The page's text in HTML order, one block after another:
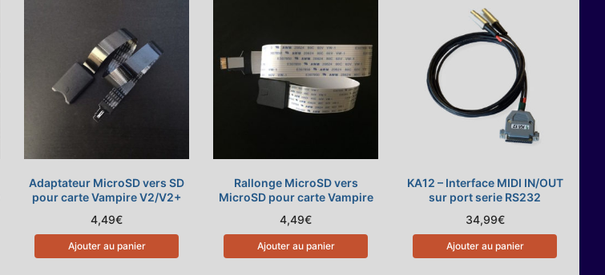
Adaptateur MicroSD vers SD
pour carte Vampire V2/V2+
4,49€
Ajouter au panier
Rallonge MicroSD vers
MicroSD pour carte Vampire
4,49€
Ajouter au panier
KA12 – Interface MIDI IN/OUT
sur port serie RS232
34,99€
Ajouter au panier